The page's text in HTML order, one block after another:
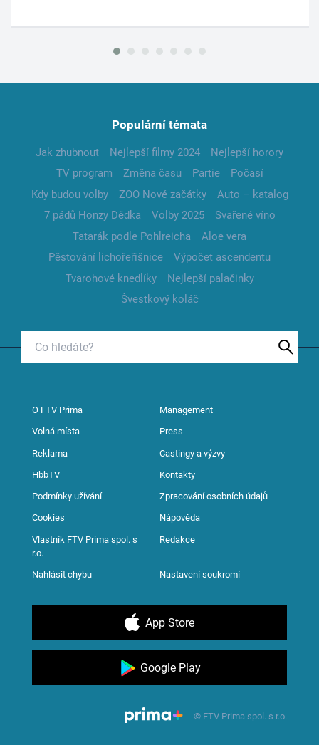
Populární témata
Jak zhubnout Nejlepší filmy 2024
Nejlepší horory
TV program
Změna času Partie
Počasí
Kdy budou volby
ZOO Nové začátky
Auto – katalog
7 pádů Honzy Dědka
Volby 2025
Svařené víno
Tatarák podle Pohlreicha
Aloe vera
Pěstování lichořeřišnice
Výpočet ascendentu
Tvarohové knedlíky
Nejlepší palačinky
Švestkový koláč
O FTV Prima Management
Volná místa Press
Reklama Castingy a výzvy
HbbTV Kontakty
Podmínky užívání Zpracování osobních údajů
Cookies Nápověda
Vlastník FTV Prima spol. s
r.o.
Redakce
Nahlásit chybu Nastavení soukromí
App Store
Google Play
© FTV Prima spol. s r.o.